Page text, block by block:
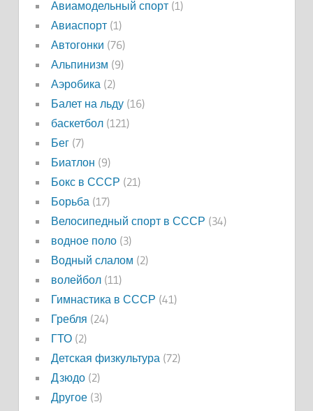
Авиамодельный спорт(1)
Авиаспорт(1)
Автогонки (76)
Альпинизм (9)
Аэробика (2)
Балет на льду(16)
баскетбол(121)
Бег(7)
Биатлон (9)
Бокс в СССР (21)
Борьба (17)
Велосипедный спорт в СССР (34)
водное поло(3)
Водный слалом (2)
волейбол(11)
Гимнастика в СССР (41)
Гребля (24)
ГТО(2)
Детская физкультура (72)
Дзюдо(2)
Другое(3)